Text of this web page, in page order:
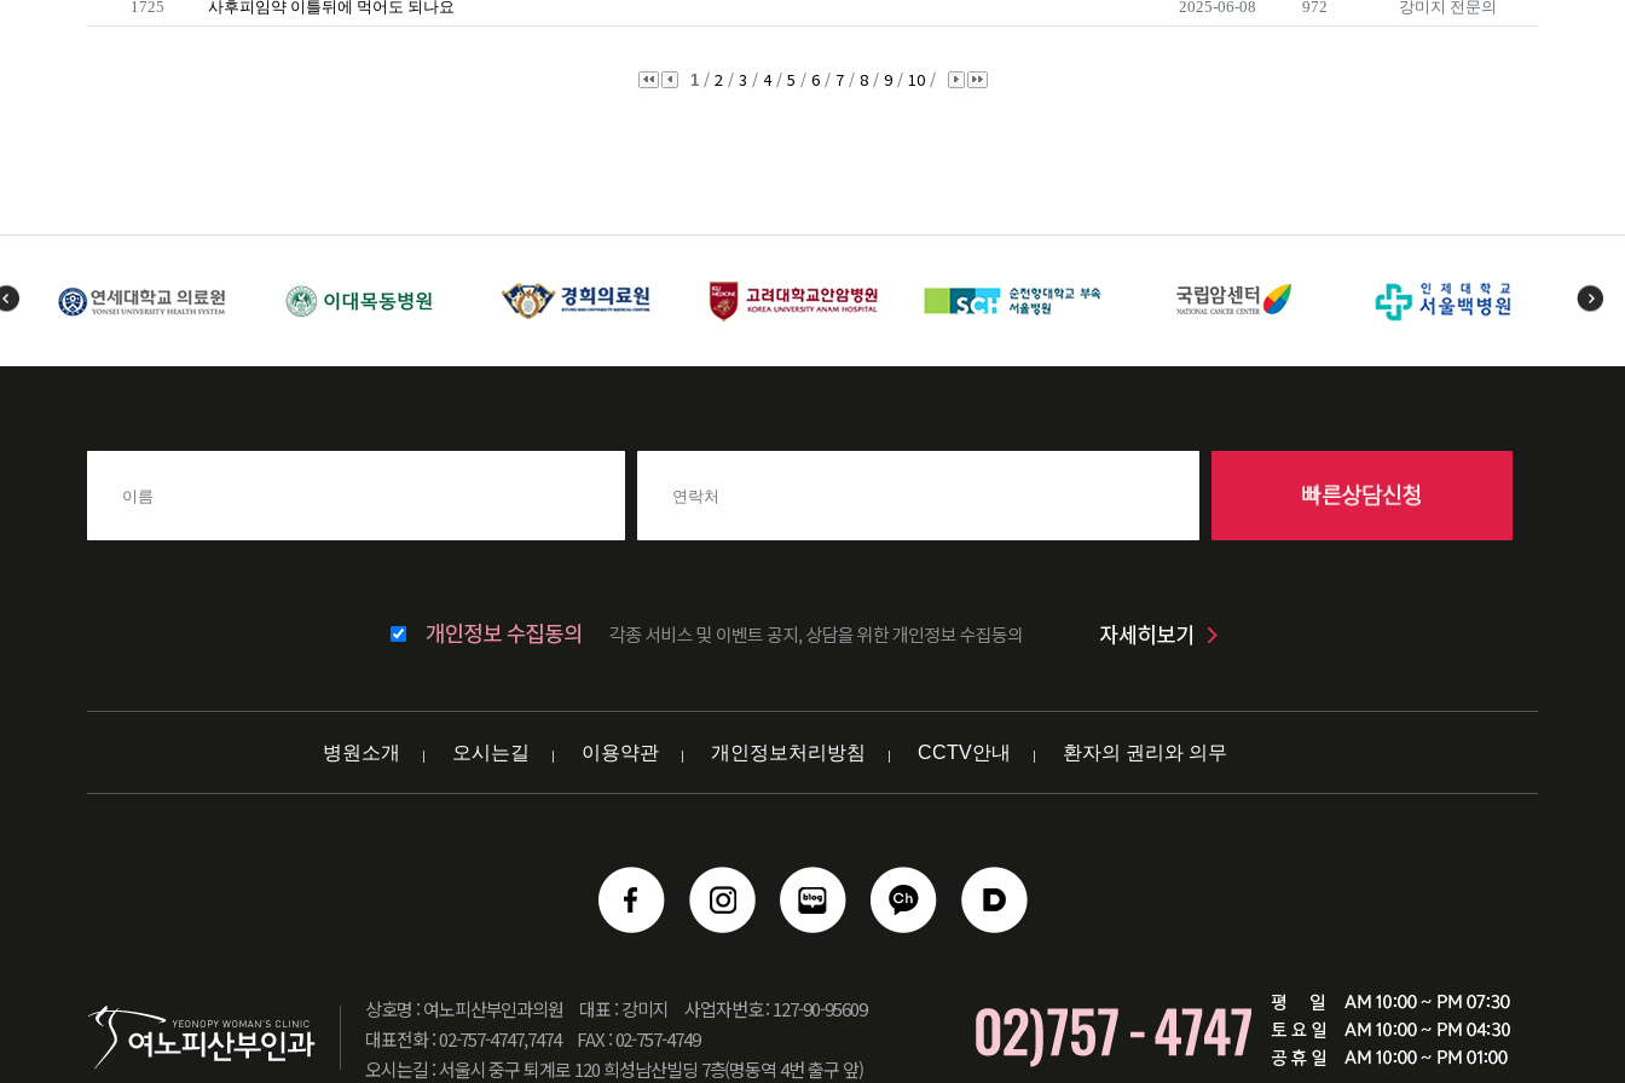
1725 사후피임약 이틀뒤에 먹어도 되나요 2025-06-08 972 강미지 전문의
1/ 2 / 3 / 4/ 5 / 6 / 7 / 8 / 9 / 10 /
병원소개 오시는길 이용약관 개인정보처리방침 CCTV안내 환자의 권리와 의무
상호명 : 여노피산부인과의원 대표 : 강미지
사업자번호 : 127-90-95609
대표전화 : 02-757-4747,7474 FAX : 02-757-4749
오시는길 : 서울시 중구 퇴계로 120 희성남산빌딩 7층(명동역 4번 출구 앞)